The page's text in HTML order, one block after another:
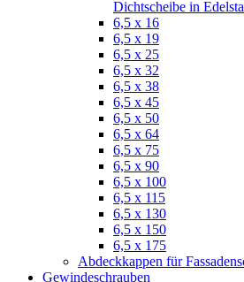
Dichtscheibe in
6,5 x 16
6,5 x 19
6,5 x 25
6,5 x 32
6,5 x 38
6,5 x 45
6,5 x 50
6,5 x 64
6,5 x 75
6,5 x 90
6,5 x 100
6,5 x 115
6,5 x 130
6,5 x 150
6,5 x 175
Abdeckkappen für
Gewindeschrauben